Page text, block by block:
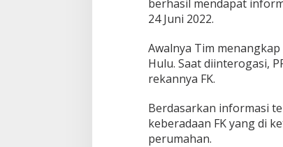
n
a
p
k
a
e
n
berhasil mendapat
24 Juni 2022.
Awalnya Tim
Hulu. Saat diinterogasi,
rekannya FK.
Berdasarkan informasi
keberadaan FK yang di
perumahan.